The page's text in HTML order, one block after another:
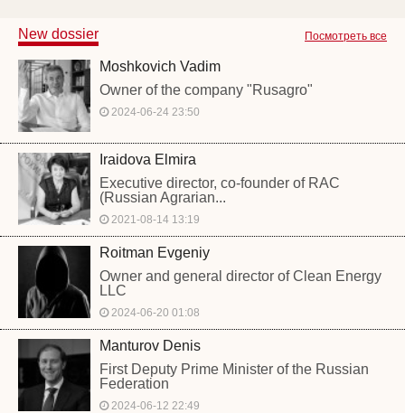
Посмотреть все
New dossier
Moshkovich Vadim
Owner of the company "Rusagro"
2024-06-24 23:50
Iraidova Elmira
Executive director, co-founder of RAC
(Russian Agrarian...
2021-08-14 13:19
Roitman Evgeniy
Owner and general director of Clean Energy
LLC
2024-06-20 01:08
Manturov Denis
First Deputy Prime Minister of the Russian
Federation
2024-06-12 22:49